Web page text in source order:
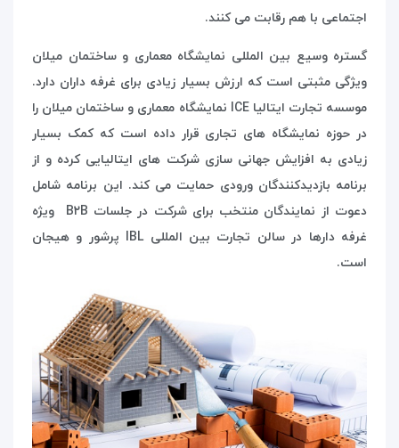
اجتماعی با هم رقابت می کنند.
گستره وسیع بین المللی نمایشگاه معماری و ساختمان میلان
ویژگی مثبتی است که ارزش بسیار زیادی برای غرفه داران دارد.
موسسه تجارت ایتالیاICE نمایشگاه معماری و ساختمان میلان را
در حوزه نمایشگاه های تجاری قرار داده است که کمک بسیار
زیادی به افزایش جهانی سازی شرکت های ایتالیایی کرده و از
برنامه بازدیدکنندگان ورودی حمایت می کند. این برنامه شامل
دعوت از نمایندگان منتخب برای شرکت در جلسات B٢B ویژه
غرفه دارها در سالن تجارت بین المللیIBL پرشور و هیجان
است.